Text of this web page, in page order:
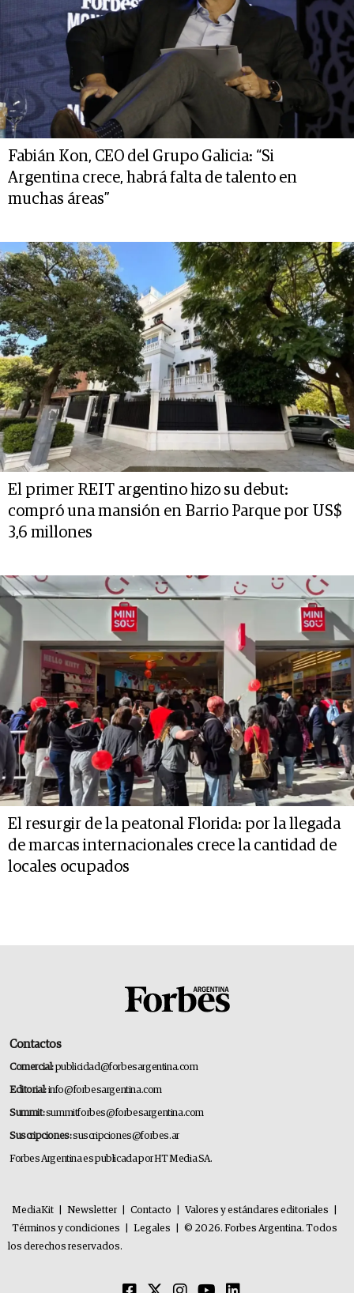
Fabián Kon, CEO del Grupo Galicia: “Si
Argentina crece, habrá falta de talento en
muchas áreas”
El primer REIT argentino hizo su debut:
compró una mansión en Barrio Parque por US$
3,6 millones
El resurgir de la peatonal Florida: por la llegada
de marcas internacionales crece la cantidad de
locales ocupados
Contactos
Comercial:publicidad@forbesargentina.com
Editorial:info@forbesargentina.com
Summit:summitforbes@forbesargentina.com
Suscripciones:suscripciones@forbes.ar
Forbes Argentina es publicada por HT Media SA.
MediaKit Newsletter Contacto Valores y estándares editoriales
Términos y condiciones
Legales
© 2026. Forbes Argentina. Todos
los derechos reservados.